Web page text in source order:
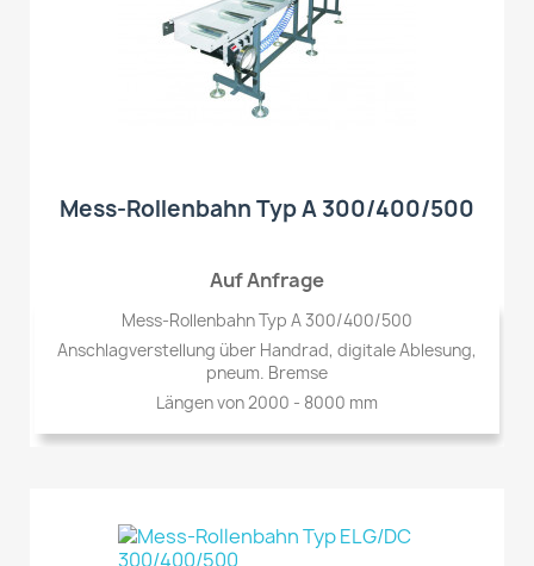
Mess-Rollenbahn Typ A 300/400/500
Auf Anfrage
Mess-Rollenbahn Typ A 300/400/500
Anschlagverstellung über Handrad, digitale Ablesung,
pneum. Bremse
Längen von 2000 - 8000 mm